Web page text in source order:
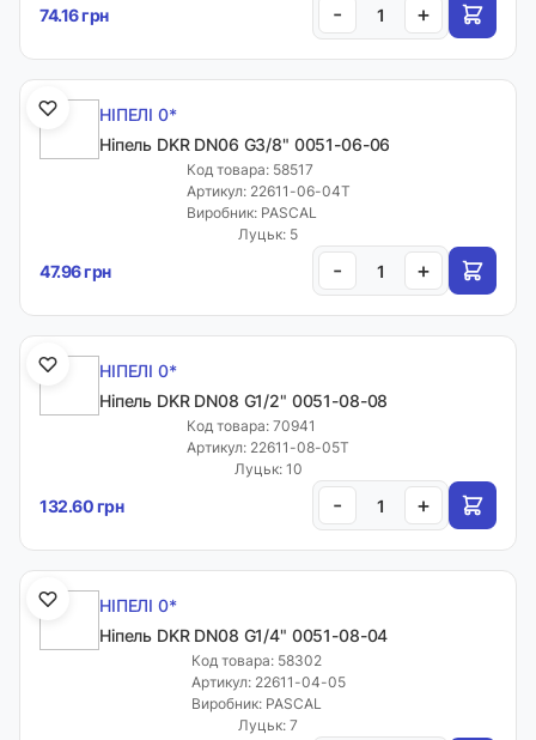
74.16 грн - +
НІПЕЛІ 0*
Ніпель DKR DN06 G3/8" 0051-06-06
Код товара: 58517
Артикул: 22611-06-04T
Виробник: PASCAL
Луцьк: 5
47.96 грн - +
НІПЕЛІ 0*
Ніпель DKR DN08 G1/2" 0051-08-08
Код товара: 70941
Артикул: 22611-08-05T
Луцьк: 10
132.60 грн - +
НІПЕЛІ 0*
Ніпель DKR DN08 G1/4" 0051-08-04
Код товара: 58302
Артикул: 22611-04-05
Виробник: PASCAL
Луцьк: 7